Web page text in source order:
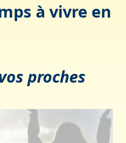
à vivre en
proches